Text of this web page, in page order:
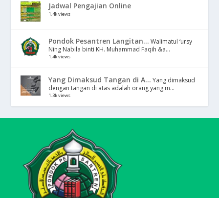
Jadwal Pengajian Online
1.4k views
Pondok Pesantren Langitan... Walimatul ‘ursy
Ning Nabila binti KH. Muhammad Faqih &a...
1.4k views
Yang Dimaksud Tangan di A... Yang dimaksud
dengan tangan di atas adalah orang yang m...
1.3k views